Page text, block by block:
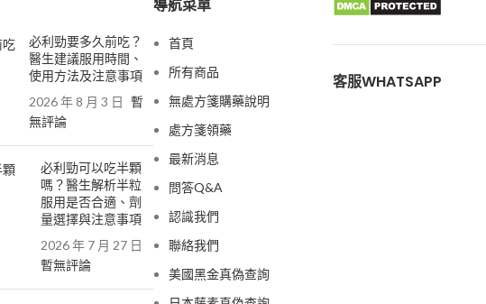
必利勁要多久前吃？
醫生建議服用時間、
使用方法及注意事項
2026 年 8 月 3 日 暫
無評論
必利勁可以吃半顆
嗎？醫生解析半粒
服用是否合適、劑
量選擇與注意事項
2026 年 7 月 27 日
暫無評論
導航菜單
首頁
所有商品
無處方箋購藥說明
處方箋領藥
最新消息
問答Q&A
認識我們
聯絡我們
美國黑金真偽查詢
客服WHATSAPP